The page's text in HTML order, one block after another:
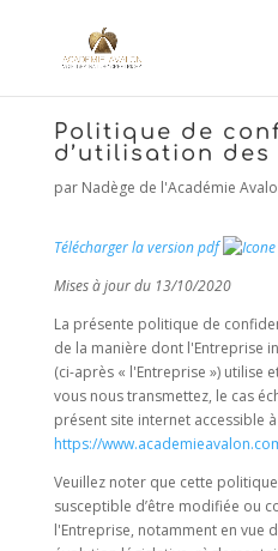
Politique de
d’utilisation des
par Nadège de l'Académie
Télécharger la version pdf
Mises à jour du 13/10/2020
La présente politique de
de la manière dont l'Entreprise
(ci-après « l'Entreprise ») utilise
vous nous transmettez, le cas
présent site internet accessible
https://
Veuillez noter que cette
susceptible d’être modifiée ou
l'Entreprise, notamment en vue